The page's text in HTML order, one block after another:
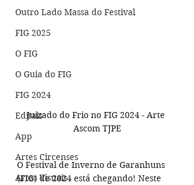
Outro Lado Massa do Festival
FIG 2025
O FIG
O Guia do FIG
FIG 2024
Editais
App
Artes Circenses
Artes Visuais
Juizado do Frio no FIG 2024 - Arte
Ascom TJPE
O Festival de Inverno de Garanhuns
(FIG) de 2024 está chegando! Neste